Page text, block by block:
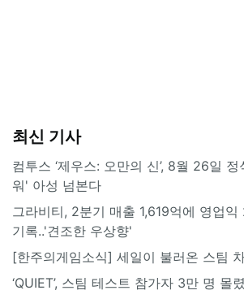
최신 기사
컴투스 ‘제우스: 오만의 신’, 8월 26일
워' 아성 넘본다
그라비티, 2분기 매출 1,619억에 영업익
기록..'견조한 우상향'
[한주의게임소식] 세일이 불러온 스팀
‘QUIET’, 스팀 테스트 참가자 3만 명 몰